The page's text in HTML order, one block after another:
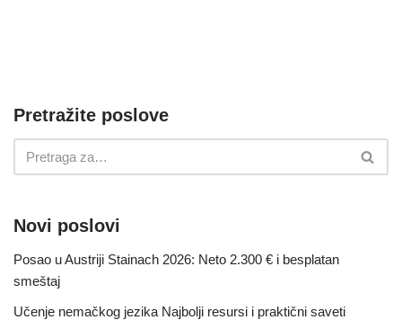
Pretražite poslove
Novi poslovi
Posao u Austriji Stainach 2026: Neto 2.300 € i besplatan
smeštaj
Učenje nemačkog jezika Najbolji resursi i praktični saveti